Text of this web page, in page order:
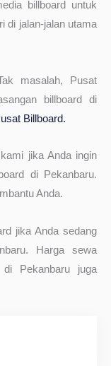
billboard untuk
di jalan-jalan utama
masalah, Pusat
billboard di
Billboard.
jika Anda ingin
di Pekanbaru.
Anda.
jika Anda sedang
Harga sewa
Pekanbaru juga